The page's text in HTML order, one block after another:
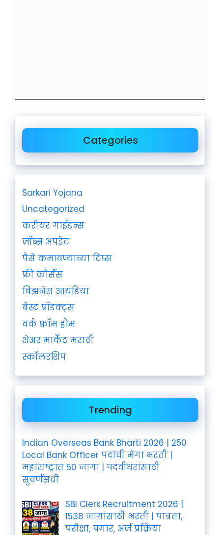
Categories
Sarkari Yojana
Uncategorized
करीयर गाईडन्स
जॉब्स अपडेट
पैसे कमावण्याच्या टिप्स
फ्री कोर्सेस
बिझनेस आयडिया
बेस्ट प्रॉडक्ट्स
वर्क फ्रॉम होम
शेअर मार्केट मराठी
स्कॉलरशिप
Trending
Indian Overseas Bank Bharti 2026 | 250
Local Bank Officer पदांची मेगा भरती |
महाराष्ट्रात 50 जागा | पदवीधरांसाठी
सुवर्णसंधी
SBI Clerk Recruitment 2026 |
1538 जागांसाठी भरती | पात्रता,
परीक्षा, पगार, अर्ज प्रक्रिया